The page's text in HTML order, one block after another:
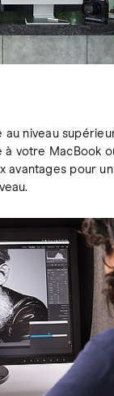
niveau
votre MacBook
avantages pour un